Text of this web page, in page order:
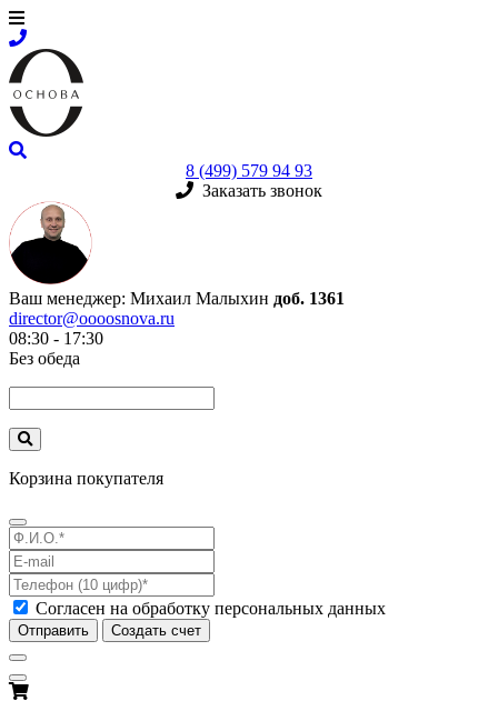
8 (499) 579 94 93
Заказать звонок
Ваш менеджер: Михаил Малыхин доб. 1361
director@oooosnova.ru
08:30 - 17:30
Без обеда
Корзина покупателя
Согласен на обработку персональных данных
Отправить Создать счет